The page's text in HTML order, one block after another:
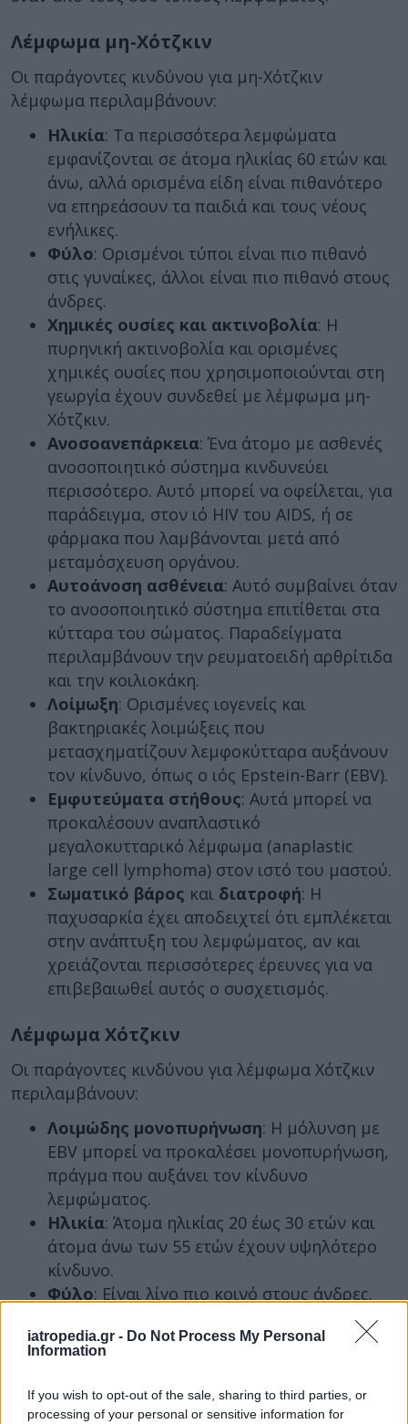
iatropedia.gr - Do Not Process My Personal
Information
If you wish to opt-out of the sale, sharing to third parties, or
processing of your personal or sensitive information for
Λέμφωμα μη-Χότζκιν
Οι παράγοντες κινδύνου για μη-Χότζκιν
λέμφωμα περιλαμβάνουν:
Ηλικία: Τα περισσότερα λεμφώματα
εμφανίζονται σε άτομα ηλικίας 60 ετών και
άνω, αλλά ορισμένα είδη είναι πιθανότερο
να επηρεάσουν τα παιδιά και τους νέους
ενήλικες.
Φύλο: Ορισμένοι τύποι είναι πιο πιθανό
στις γυναίκες, άλλοι είναι πιο πιθανό στους
άνδρες.
Χημικές ουσίες και ακτινοβολία: Η
πυρηνική ακτινοβολία και ορισμένες
χημικές ουσίες που χρησιμοποιούνται στη
γεωργία έχουν συνδεθεί με λέμφωμα μη-
Χότζκιν.
Ανοσοανεπάρκεια: Ένα άτομο με ασθενές
ανοσοποιητικό σύστημα κινδυνεύει
περισσότερο. Αυτό μπορεί να οφείλεται, για
παράδειγμα, στον ιό HIV του AIDS, ή σε
φάρμακα που λαμβάνονται μετά από
μεταμόσχευση οργάνου.
Αυτοάνοση ασθένεια: Αυτό συμβαίνει όταν
το ανοσοποιητικό σύστημα επιτίθεται στα
κύτταρα του σώματος. Παραδείγματα
περιλαμβάνουν την ρευματοειδή αρθρίτιδα
και την κοιλιοκάκη.
Λοίμωξη: Ορισμένες ιογενείς και
βακτηριακές λοιμώξεις που
μετασχηματίζουν λεμφοκύτταρα αυξάνουν
τον κίνδυνο, όπως ο ιός Epstein-Barr (EBV).
Εμφυτεύματα στήθους: Αυτά μπορεί να
προκαλέσουν αναπλαστικό
μεγαλοκυτταρικό λέμφωμα (anaplastic
large cell lymphoma) στον ιστό του μαστού.
Σωματικό βάρος και διατροφή: Η
παχυσαρκία έχει αποδειχτεί ότι εμπλέκεται
στην ανάπτυξη του λεμφώματος, αν και
χρειάζονται περισσότερες έρευνες για να
επιβεβαιωθεί αυτός ο συσχετισμός.
Λέμφωμα Χότζκιν
Οι παράγοντες κινδύνου για λέμφωμα Χότζκιν
περιλαμβάνουν:
Λοιμώδης μονοπυρήνωση: Η μόλυνση με
EBV μπορεί να προκαλέσει μονοπυρήνωση,
πράγμα που αυξάνει τον κίνδυνο
λεμφώματος.
Ηλικία: Άτομα ηλικίας 20 έως 30 ετών και
άτομα άνω των 55 ετών έχουν υψηλότερο
κίνδυνο.
Φύλο: Είναι λίγο πιο κοινό στους άνδρες.
λέμφωμα Χότζκιν, ο κίνδυνος είναι ελαφρώς
αυτός ο αδελφός/ή είναι δίδυμος/η.
Ιός HIV: Μπορεί να αποδυναμώσει το